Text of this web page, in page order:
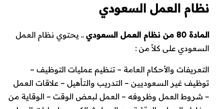
نظام العمل السعودي
المادة 80 من نظام العمل السعودي
.. يحتوي نظام العمل
السعودي على كلاً من :
التعريفات والأحكام العامة – تنظيم عمليات التوظيف –
توظيف غير السعوديين – التدريب والتأهيل – علاقات العمل
– شروط العمل وظروفه – العمل لبعض الوقت – الوقاية من